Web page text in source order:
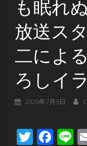
も眠れ
放送ス
二によ
ろしイ
2026年7月3日